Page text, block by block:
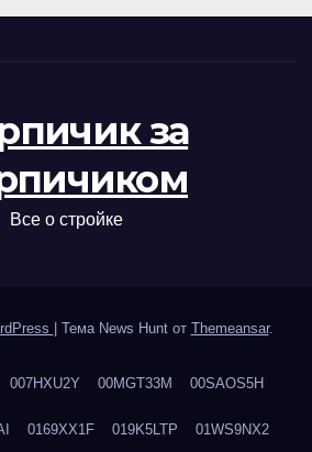
за
Все о стройке
Тема News Hunt от Themeansar.
007HXU2Y 00MGT33M 00SAOS5H
0169XX1F 019K5LTP 01WS9NX2